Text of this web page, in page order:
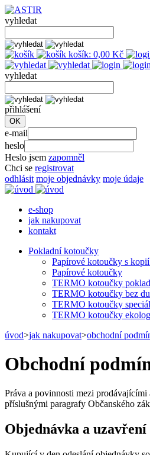
vyhledat
košík: 0,00 Kč
vyhledat
přihlášení
e-mail
heslo
Heslo jsem zapomněl
Chci se registrovat
odhlásit moje objednávky moje údaje
e-shop
jak nakupovat
kontakt
Pokladní kotoučky
Papírové kotoučky s kopií
Papírové kotoučky
TERMO kotoučky
TERMO kotoučky bez
TERMO kotoučky
TERMO kotoučky
úvod>jak nakupovat>obchodní
Obchodní
Práva a povinnosti mezi
příslušnými paragrafy Občanského
Objednávka a